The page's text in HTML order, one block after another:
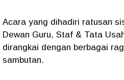
Acara yang dihadiri ratusan
Dewan Guru, Staf & Tata
dirangkai dengan berbagai
sambutan.